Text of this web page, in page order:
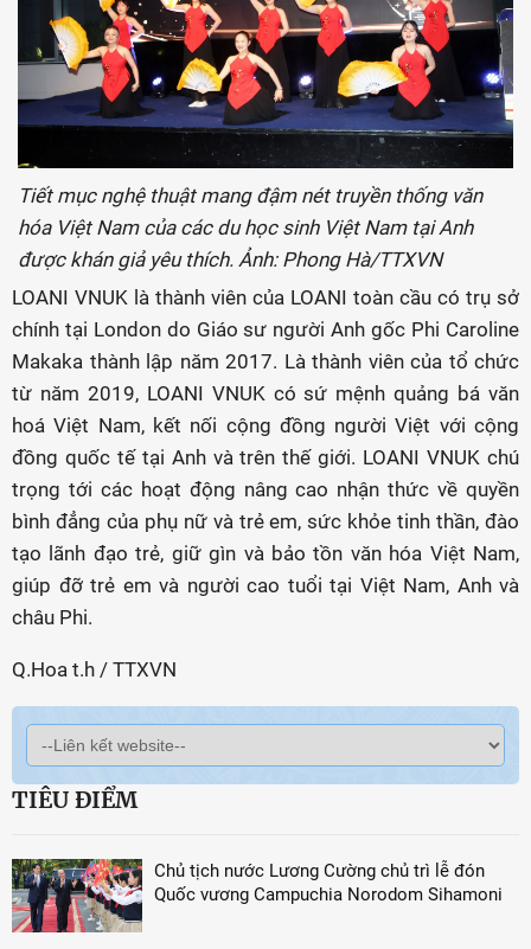
Tiết mục nghệ thuật mang đậm nét truyền thống văn
hóa Việt Nam của các du học sinh Việt Nam tại Anh
được khán giả yêu thích. Ảnh: Phong Hà/TTXVN
LOANI VNUK là thành viên của LOANI toàn cầu có trụ sở
chính tại London do Giáo sư người Anh gốc Phi Caroline
Makaka thành lập năm 2017. Là thành viên của tổ chức
từ năm 2019, LOANI VNUK có sứ mệnh quảng bá văn
hoá Việt Nam, kết nối cộng đồng người Việt với cộng
đồng quốc tế tại Anh và trên thế giới. LOANI VNUK chú
trọng tới các hoạt động nâng cao nhận thức về quyền
bình đẳng của phụ nữ và trẻ em, sức khỏe tinh thần, đào
tạo lãnh đạo trẻ, giữ gìn và bảo tồn văn hóa Việt Nam,
giúp đỡ trẻ em và người cao tuổi tại Việt Nam, Anh và
châu Phi.
Q.Hoa t.h / TTXVN
TIÊU ĐIỂM
Chủ tịch nước Lương Cường chủ trì lễ đón
Quốc vương Campuchia Norodom Sihamoni